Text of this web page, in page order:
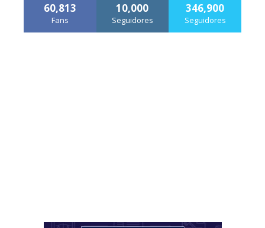
60,813
Fans
10,000
Seguidores
346,900
Seguidores